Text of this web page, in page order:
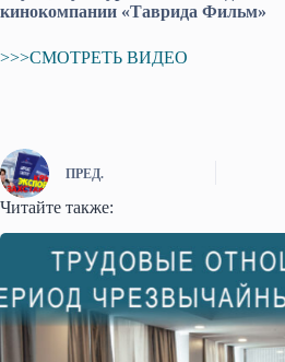
кинокомпании «Таврида Фильм»
>>>СМОТРЕТЬ ВИДЕО
ПРЕД.
Читайте также: